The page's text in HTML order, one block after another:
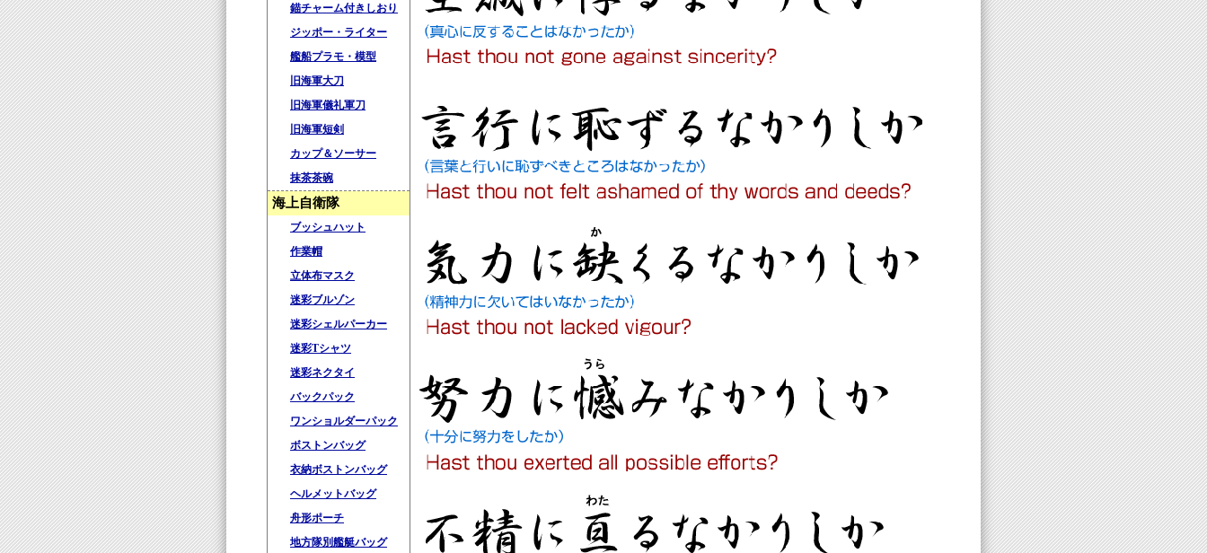
錨チャーム付きしおり
ジッポー・ライター
艦船プラモ・模型
旧海軍大刀
旧海軍儀礼軍刀
旧海軍短剣
カップ＆ソーサー
抹茶茶碗
海上自衛隊
ブッシュハット
作業帽
立体布マスク
迷彩ブルゾン
迷彩シェルパーカー
迷彩Tシャツ
迷彩ネクタイ
バックパック
ワンショルダーパック
ボストンバッグ
衣納ボストンバッグ
ヘルメットバッグ
舟形ポーチ
地方隊別艦艇バッグ